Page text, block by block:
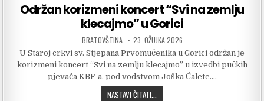
Održan korizmeni koncert “Svi na zemlju
klecajmo” u Gorici
AUTHOR:
BRATOVŠTINA PUBLISHED DATE:
23. OŽUJKA 2026
U Staroj crkvi sv. Stjepana Prvomučenika u Gorici održan je
korizmeni koncert “Svi na zemlju klecajmo” u izvedbi pučkih
pjevača KBF-a, pod vodstvom Joška Ćalete….
NASTAVI ČITATI...